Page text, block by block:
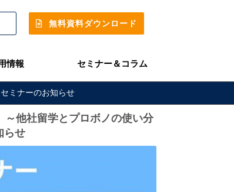
無料資料ダウンロード
情報 セミナー＆コラム
ミナーのお知らせ
他社留学とプロボノの使い分
らせ